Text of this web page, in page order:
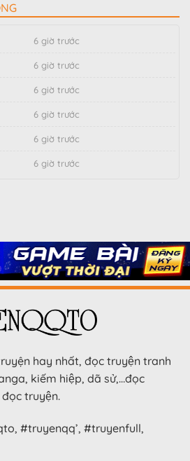
6 giờ trước
6 giờ trước
6 giờ trước
6 giờ trước
6 giờ trước
6 giờ trước
hay nhất, đọc truyện tranh
kiếm hiệp, dã sử,…đọc
truyện.
#truyenqq’, #truyenfull,